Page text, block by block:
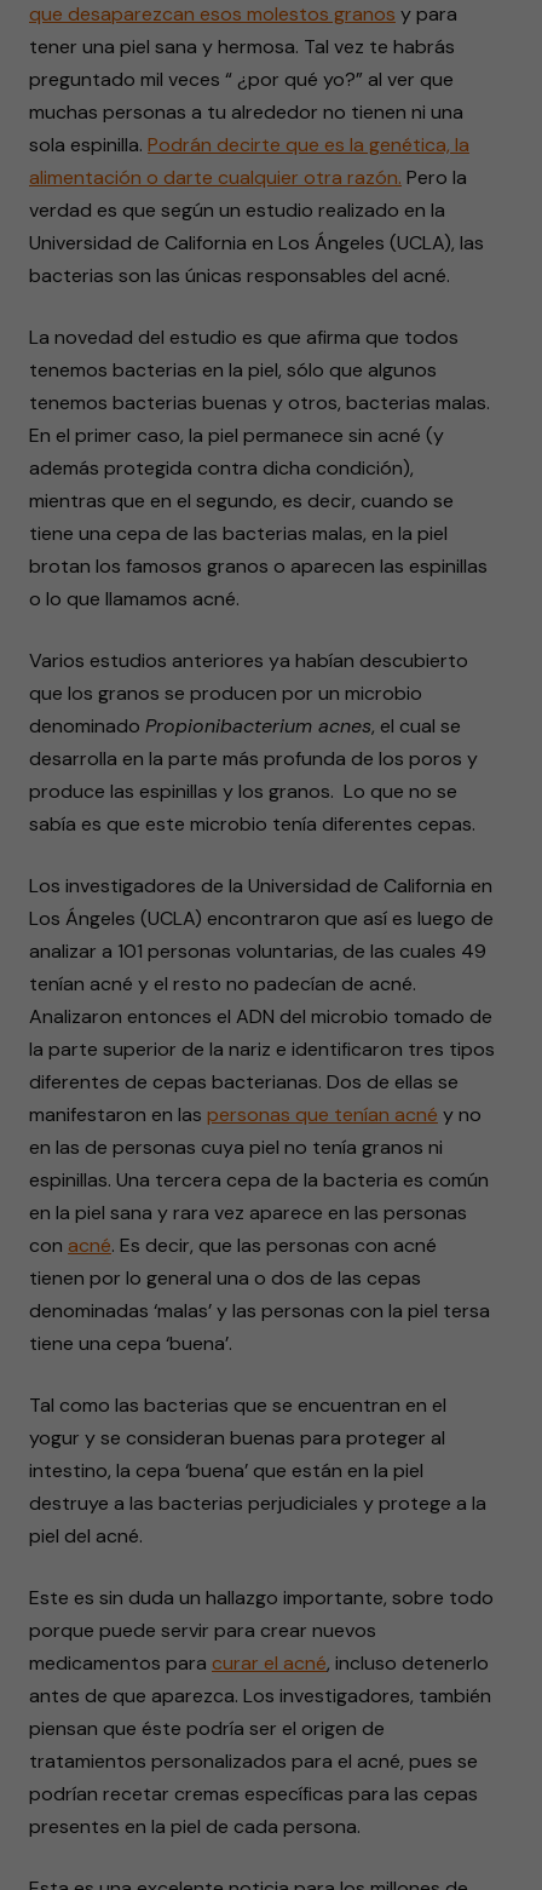
que desaparezcan esos molestos granos y para
tener una piel sana y hermosa. Tal vez te habrás
preguntado mil veces “ ¿por qué yo?” al ver que
muchas personas a tu alrededor no tienen ni una
sola espinilla. Podrán decirte que es la genética, la
alimentación o darte cualquier otra razón. Pero la
verdad es que según un estudio realizado en la
Universidad de California en Los Ángeles (UCLA), las
bacterias son las únicas responsables del acné.
La novedad del estudio es que afirma que todos
tenemos bacterias en la piel, sólo que algunos
tenemos bacterias buenas y otros, bacterias malas.
En el primer caso, la piel permanece sin acné (y
además protegida contra dicha condición),
mientras que en el segundo, es decir, cuando se
tiene una cepa de las bacterias malas, en la piel
brotan los famosos granos o aparecen las espinillas
o lo que llamamos acné.
Varios estudios anteriores ya habían descubierto
que los granos se producen por un microbio
denominado Propionibacterium acnes, el cual se
desarrolla en la parte más profunda de los poros y
produce las espinillas y los granos. Lo que no se
sabía es que este microbio tenía diferentes cepas.
Los investigadores de la Universidad de California en
Los Ángeles (UCLA) encontraron que así es luego de
analizar a 101 personas voluntarias, de las cuales 49
tenían acné y el resto no padecían de acné.
Analizaron entonces el ADN del microbio tomado de
la parte superior de la nariz e identificaron tres tipos
diferentes de cepas bacterianas. Dos de ellas se
manifestaron en las personas que tenían acné y no
en las de personas cuya piel no tenía granos ni
espinillas. Una tercera cepa de la bacteria es común
en la piel sana y rara vez aparece en las personas
con acné. Es decir, que las personas con acné
tienen por lo general una o dos de las cepas
denominadas ‘malas’ y las personas con la piel tersa
tiene una cepa ‘buena’.
Tal como las bacterias que se encuentran en el
yogur y se consideran buenas para proteger al
intestino, la cepa ‘buena’ que están en la piel
destruye a las bacterias perjudiciales y protege a la
piel del acné.
Este es sin duda un hallazgo importante, sobre todo
porque puede servir para crear nuevos
medicamentos para curar el acné, incluso detenerlo
antes de que aparezca. Los investigadores, también
piensan que éste podría ser el origen de
tratamientos personalizados para el acné, pues se
podrían recetar cremas específicas para las cepas
presentes en la piel de cada persona.